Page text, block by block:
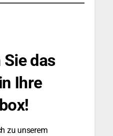
Sie das
Ihre
zu unserem